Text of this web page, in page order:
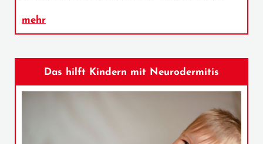
mehr
Das hilft Kindern mit Neurodermitis